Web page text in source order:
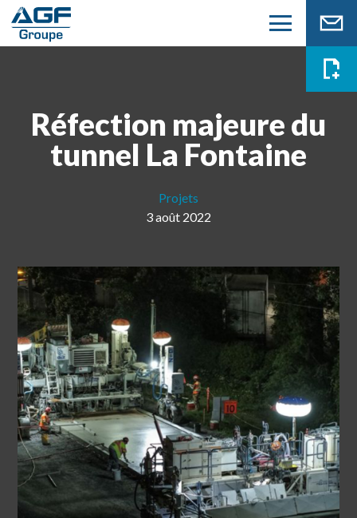
Réfection majeure du
tunnel La Fontaine
Projets
3 août 2022